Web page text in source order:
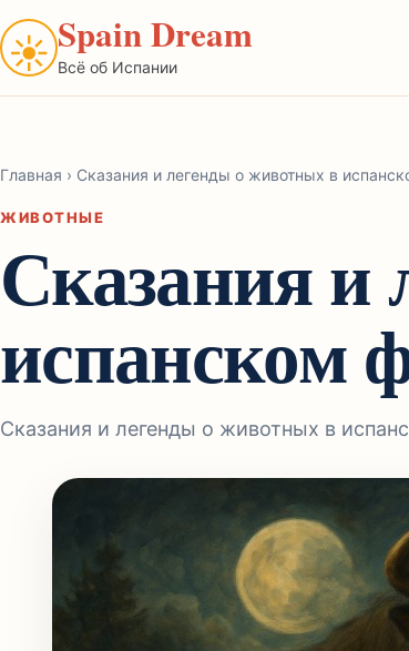
☀Spain Dream
Всё об Испании
Главная › Сказания и легенды о животных в
ЖИВОТНЫЕ
Сказания и
испанском
Сказания и легенды о животных в